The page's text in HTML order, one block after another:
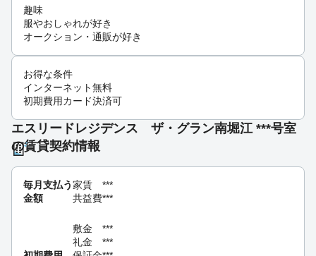
趣味
服やおしゃれが好き
オークション・通販が好き
お得な条件
インターネット無料
初期費用カード決済可
エスリードレジデンス ザ・グラン南堀江 ***号室
の賃貸契約情報
毎月支払う
金額
家賃
***
共益費***
敷金
***
礼金
***